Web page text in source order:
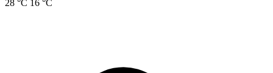
28 °C 16 °C